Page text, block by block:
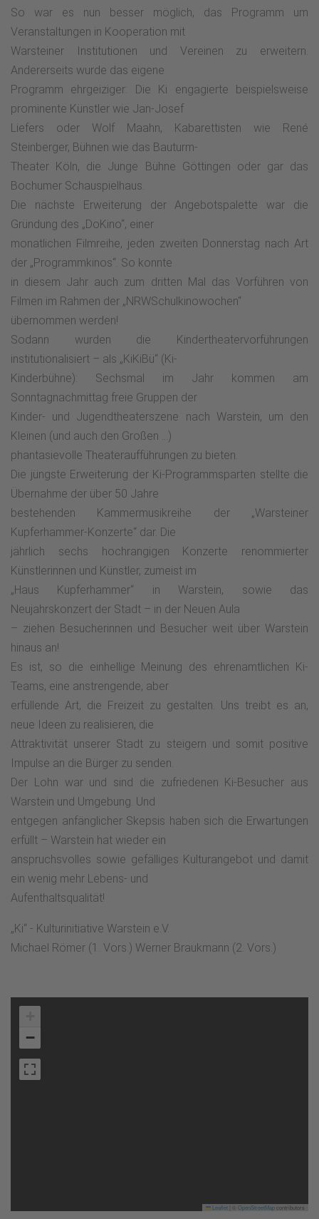
So war es nun besser möglich, das Programm um
Veranstaltungen in Kooperation mit
Warsteiner Institutionen und Vereinen zu erweitern.
Andererseits wurde das eigene
Programm ehrgeiziger: Die Ki engagierte beispielsweise
prominente Künstler wie Jan-Josef
Liefers oder Wolf Maahn, Kabarettisten wie René
Steinberger, Bühnen wie das Bauturm-
Theater Köln, die Junge Bühne Göttingen oder gar das
Bochumer Schauspielhaus.
Die nächste Erweiterung der Angebotspalette war die
Gründung des „DoKino“, einer
monatlichen Filmreihe, jeden zweiten Donnerstag nach Art
der „Programmkinos“. So konnte
in diesem Jahr auch zum dritten Mal das Vorführen von
Filmen im Rahmen der „NRWSchulkinowochen“
übernommen werden!
Sodann wurden die Kindertheatervorführungen
institutionalisiert – als „KiKiBü“ (Ki-
Kinderbühne): Sechsmal im Jahr kommen am
Sonntagnachmittag freie Gruppen der
Kinder- und Jugendtheaterszene nach Warstein, um den
Kleinen (und auch den Großen …)
phantasievolle Theateraufführungen zu bieten.
Die jüngste Erweiterung der Ki-Programmsparten stellte die
Übernahme der über 50 Jahre
bestehenden Kammermusikreihe der „Warsteiner
Kupferhammer-Konzerte“ dar. Die
jährlich sechs hochrangigen Konzerte renommierter
Künstlerinnen und Künstler, zumeist im
„Haus Kupferhammer“ in Warstein, sowie das
Neujahrskonzert der Stadt – in der Neuen Aula
– ziehen Besucherinnen und Besucher weit über Warstein
hinaus an!
Es ist, so die einhellige Meinung des ehrenamtlichen Ki-
Teams, eine anstrengende, aber
erfüllende Art, die Freizeit zu gestalten. Uns treibt es an,
neue Ideen zu realisieren, die
Attraktivität unserer Stadt zu steigern und somit positive
Impulse an die Bürger zu senden.
Der Lohn war und sind die zufriedenen Ki-Besucher aus
Warstein und Umgebung. Und
entgegen anfänglicher Skepsis haben sich die Erwartungen
erfüllt – Warstein hat wieder ein
anspruchsvolles sowie gefälliges Kulturangebot und damit
ein wenig mehr Lebens- und
Aufenthaltsqualität!
„Ki“ - Kulturinitiative Warstein e.V.
Michael Römer (1. Vors.) Werner Braukmann (2. Vors.)
−
Leaflet OpenStreetMapcontributors